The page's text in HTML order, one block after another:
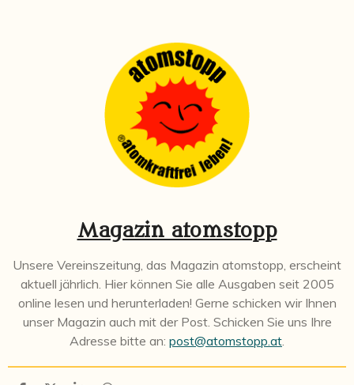
Magazin atomstopp
Unsere Vereinszeitung, das Magazin atomstopp, erscheint
aktuell jährlich. Hier können Sie alle Ausgaben seit 2005
online lesen und herunterladen! Gerne schicken wir Ihnen
unser Magazin auch mit der Post. Schicken Sie uns Ihre
Adresse bitte an: post@atomstopp.at